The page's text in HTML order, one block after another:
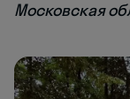
Московская